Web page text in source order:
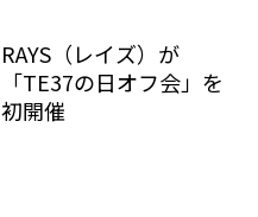
RAYS（レイズ）が
「TE37の日オフ会」を
初開催